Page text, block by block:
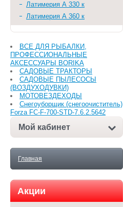
Латимерия А 330 к
Латимерия А 360 к
ВСЕ ДЛЯ РЫБАЛКИ,
ПРОФЕССИОНАЛЬНЫЕ
АКСЕССУАРЫ BORIKA
САДОВЫЕ ТРАКТОРЫ
САДОВЫЕ ПЫЛЕСОСЫ
(ВОЗДУХОДУВКИ)
МОТОВЕЗДЕХОДЫ
Снегоуборщик (снегоочиститель)
Forza FC-F-700-STD-7.6.2.5642
Мой кабинет
Главная
Акции